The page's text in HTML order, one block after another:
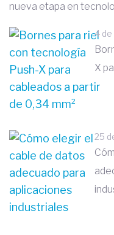
nueva etapa en
4 de
X
25